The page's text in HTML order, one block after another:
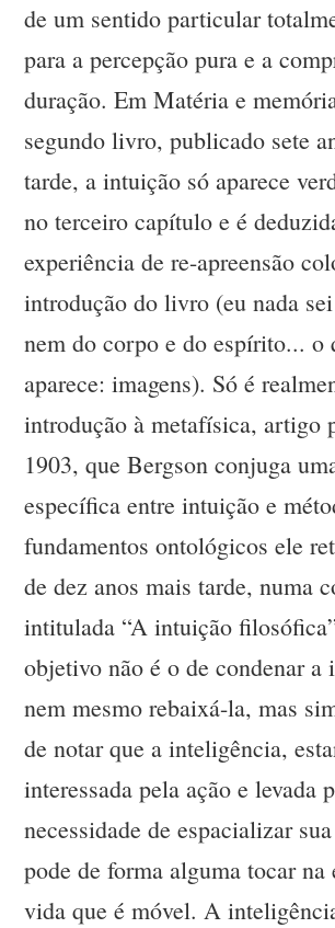
de um sentido particular
para a percepção pura e a
duração. Em Matéria e
segundo livro, publicado sete
tarde, a intuição só aparece
no terceiro capítulo e é
experiência de re-apreensão
introdução do livro (eu nada
nem do corpo e do espírito... o
aparece: imagens). Só é
introdução à metafísica, artigo
1903, que Bergson conjuga
específica entre intuição e
fundamentos ontológicos ele
de dez anos mais tarde, numa
intitulada “A intuição
objetivo não é o de condenar a
nem mesmo rebaixá-la, mas
de notar que a inteligência,
interessada pela ação e levada
necessidade de espacializar
pode de forma alguma tocar na
vida que é móvel. A